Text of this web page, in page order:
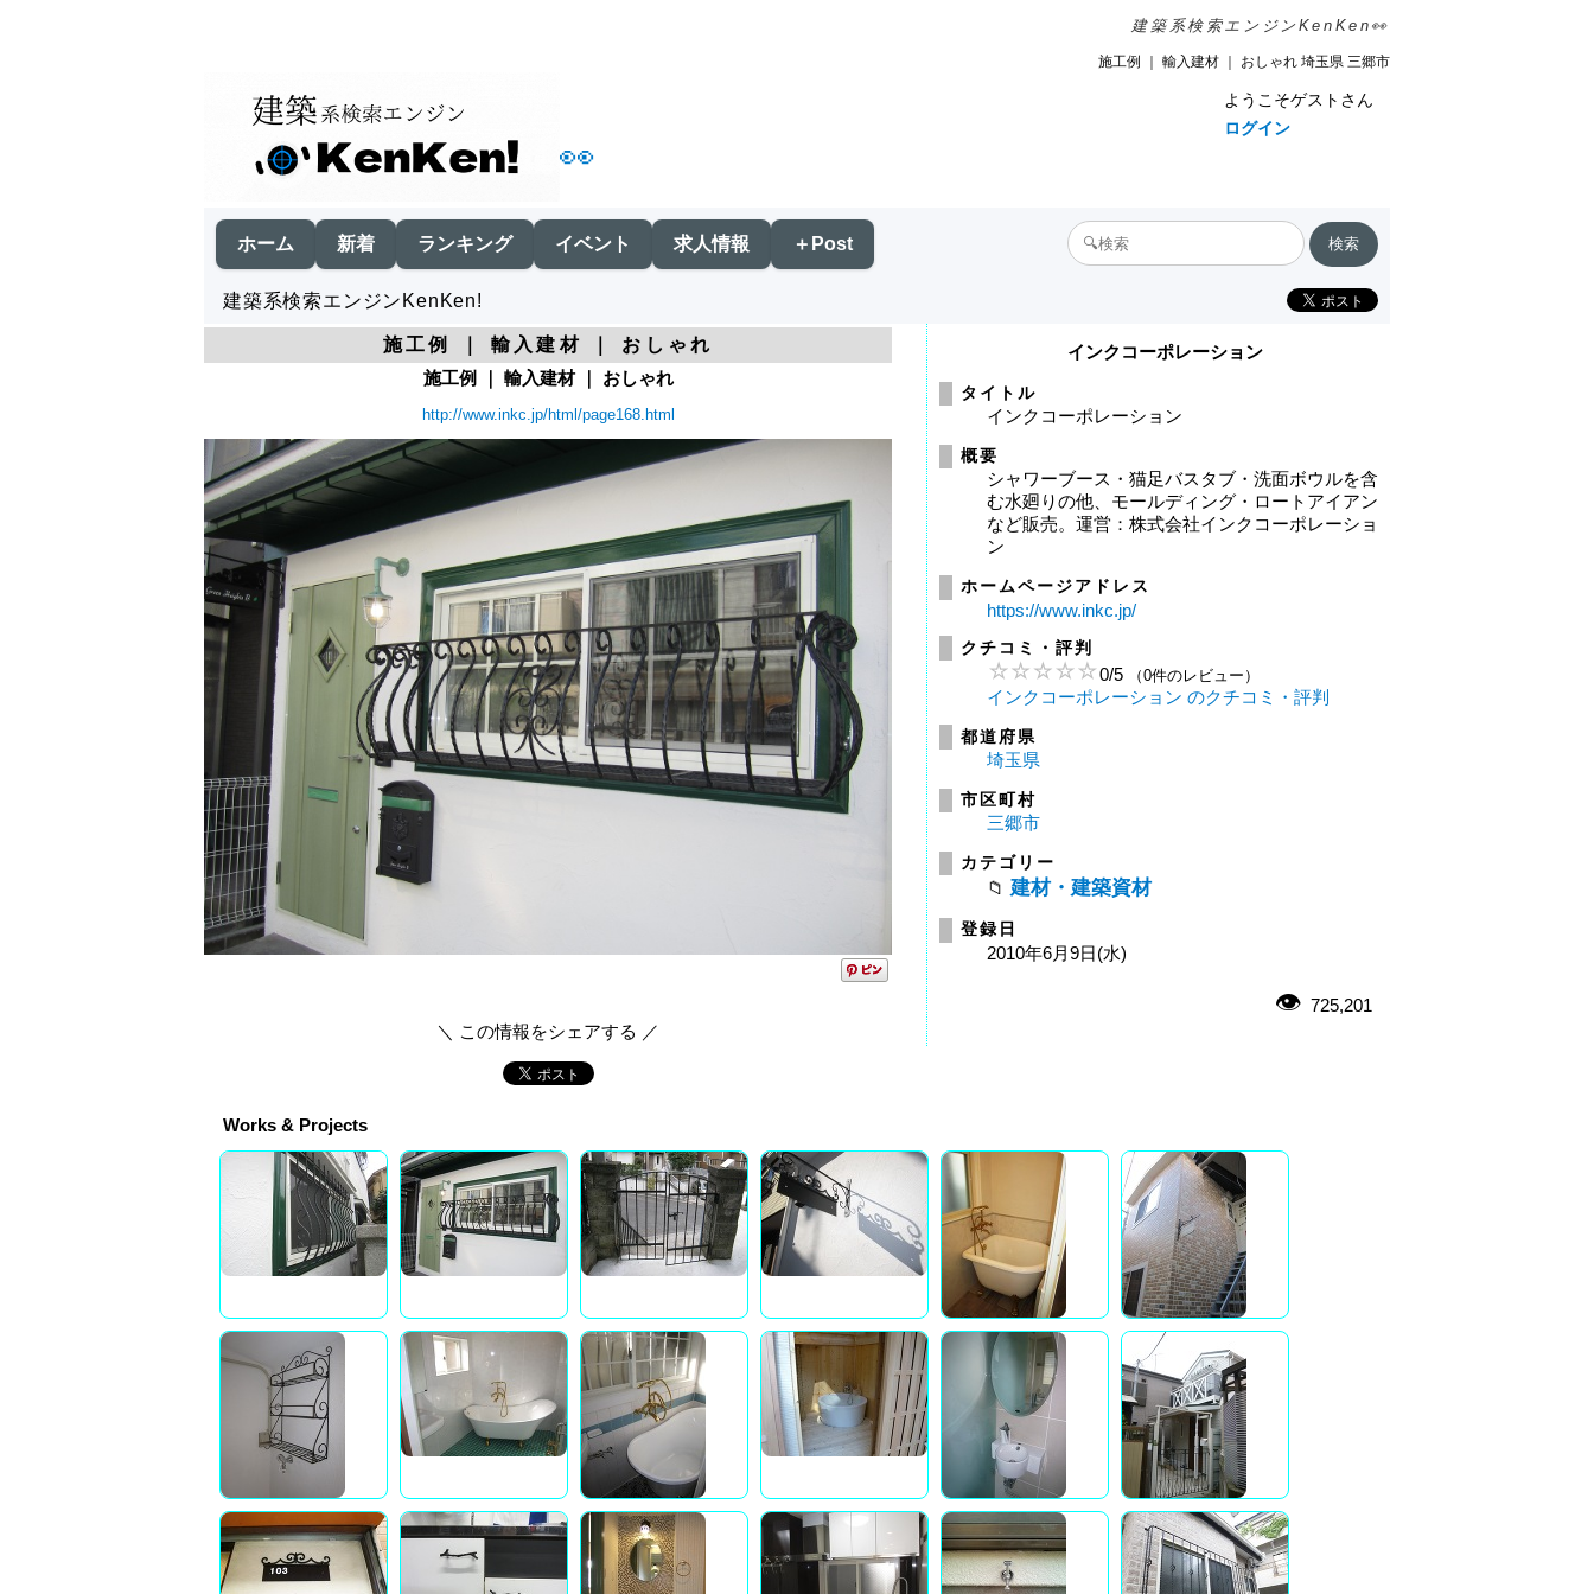
建築系検索エンジンKenKen👀
施工例 ｜ 輸入建材 ｜ おしゃれ 埼玉県 三郷市
👀
ようこそゲストさん
ログイン
ホーム 新着 ランキング イベント 求人情報 ＋Post
建築系検索エンジンKenKen!
施工例 ｜ 輸入建材 ｜ おしゃれ
施工例 ｜ 輸入建材 ｜ おしゃれ
http://www.inkc.jp/html/page168.html
＼ この情報をシェアする ／
インクコーポレーション
タイトル
インクコーポレーション
概要
シャワーブース・猫足バスタブ・洗面ボウルを含
む水廻りの他、モールディング・ロートアイアン
など販売。運営：株式会社インクコーポレーショ
ン
ホームページアドレス
https://www.inkc.jp/
クチコミ・評判
0/5 （0件のレビュー）
インクコーポレーション のクチコミ・評判
都道府県
埼玉県
市区町村
三郷市
カテゴリー
建材・建築資材
登録日
2010年6月9日(水)
725,201
Works & Projects